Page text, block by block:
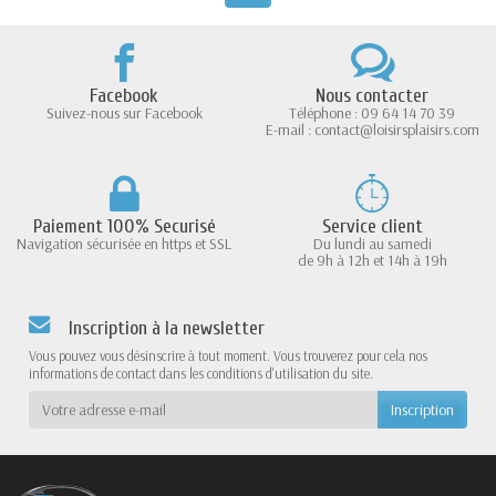
Facebook
Suivez-nous sur Facebook
Nous contacter
Téléphone : 09 64 14 70 39
E-mail : contact@loisirsplaisirs.com
Paiement 100% Securisé
Navigation sécurisée en https et SSL
Service client
Du lundi au samedi
de 9h à 12h et 14h à 19h
Inscription à la newsletter
Vous pouvez vous désinscrire à tout moment. Vous trouverez pour cela nos
informations de contact dans les conditions d'utilisation du site.